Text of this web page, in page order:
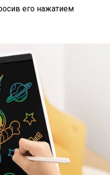
его нажатием